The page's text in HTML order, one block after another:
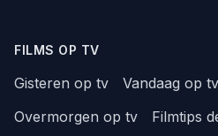
FILMS OP TV
Gisteren op tv Vandaag op tv
Overmorgen op tv
Filmtips